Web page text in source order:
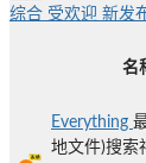
综合 受欢迎 新发
名
Everything
地文件)搜索